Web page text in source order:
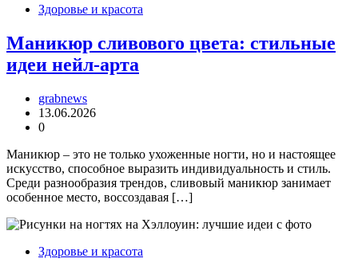
Здоровье и красота
Маникюр сливового цвета: стильные
идеи нейл-арта
grabnews
13.06.2026
0
Маникюр – это не только ухоженные ногти, но и настоящее
искусство, способное выразить индивидуальность и стиль.
Среди разнообразия трендов, сливовый маникюр занимает
особенное место, воссоздавая […]
Здоровье и красота